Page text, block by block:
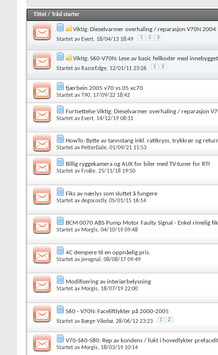
Tittel / Tråd starter
Viktig: Dieselvarmer overhaling / reparasjon V70N 2004
Startet av Evert, 18/04/13 18:49 1 2 3
Viktig: S60-V70N: Lese av basic feilkoder med
Startet av RazorEdge, 12/01/11 23:26 1 2
fjærbein 2005 v70 vs 05 xc70
Startet avT90, 17/09/22 18:42
Fortsettelse Viktig: Dieselvarmer overhaling / reparasjon
Startet av Evert, 14/12/19 08:31
HowTo: Bytte av tannstang inkl. rattkryss, trykkrør og
Startet av PetterDale, 01/09/21 11:53
Billig ryggekamera og AUX for biler med TV-tuner for RTI
Startet av FroBe, 25/11/18 19:50
Fiks av nærlys som sluttet å fungere
Startet avdegocostly, 05/01/15 16:14
BCM 0070 ABS Pump Motor Faulty Signal - Enkel rimelig
Startet av Morgis, 04/10/19 09:48
4C dempere til en oppnåelig pris.
Startet av jerognal , 08/08/17 09:49
Modifisering av interiørbelysning
Startet av Morgis, 18/07/19 22:00
S60 - V70N: Faceliftlykter på 2000-2005
Startet av Børge Vikebø, 28/06/12 23:23 1 2
V70-S60-S80: Rep av kondens / fukt i hovedlykter
Startet av Morgis, 18/03/19 10:14